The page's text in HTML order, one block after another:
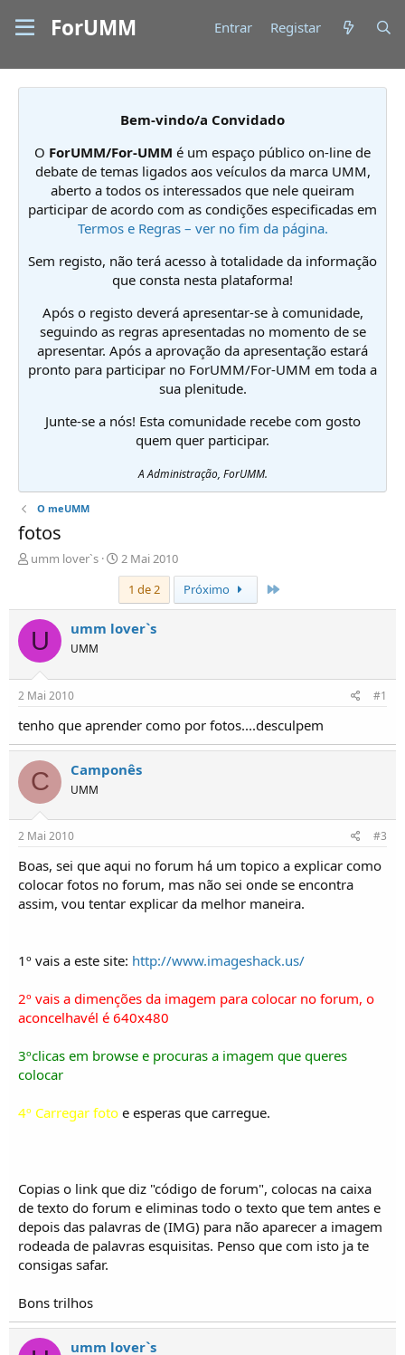
ForUMM Entrar Registar
Bem-vindo/a Convidado
O ForUMM/For-UMM é um espaço público on-line de
debate de temas ligados aos veículos da marca UMM,
aberto a todos os interessados que nele queiram
participar de acordo com as condições especificadas em
Termos e Regras – ver no fim da página.
Sem registo, não terá acesso à totalidade da informação
que consta nesta plataforma!
Após o registo deverá apresentar-se à comunidade,
seguindo as regras apresentadas no momento de se
apresentar. Após a aprovação da apresentação estará
pronto para participar no ForUMM/For-UMM em toda a
sua plenitude.
Junte-se a nós! Esta comunidade recebe com gosto
quem quer participar.
A Administração, ForUMM.
O meUMM
fotos
I
c
i
d
d
e
ó
p
i
c
o
s
umm lover`s
D
a
a
d
e
i
2 Mai 2010
1 de 2
Próximo
U umm lover`s
UMM
2 Mai 2010 #1
tenho que aprender como por fotos....desculpem
C Camponês
UMM
2 Mai 2010 #3
Boas, sei que aqui no forum há um topico a explicar como
colocar fotos no forum, mas não sei onde se encontra
assim, vou tentar explicar da melhor maneira.
1º vais a este site: http://www.imageshack.us/
2º vais a dimenções da imagem para colocar no forum, o
aconcelhavél é 640x480
3ºclicas em browse e procuras a imagem que queres
colocar
4º Carregar foto e esperas que carregue.
Copias o link que diz "código de forum", colocas na caixa
de texto do forum e eliminas todo o texto que tem antes e
depois das palavras de (IMG) para não aparecer a imagem
rodeada de palavras esquisitas. Penso que com isto ja te
consigas safar.
Bons trilhos
umm lover`s